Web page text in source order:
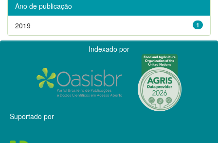
Ano de publicação
1
2019
Indexado por
Suportado por